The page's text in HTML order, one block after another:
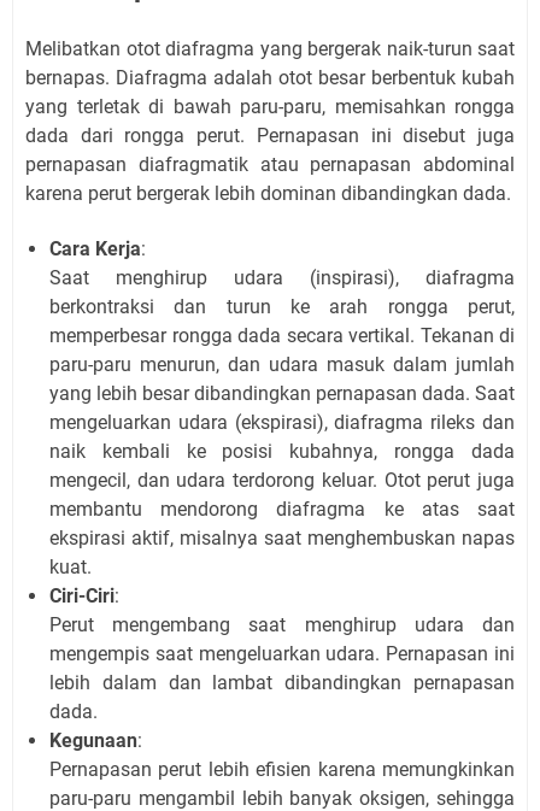
Melibatkan otot diafragma yang bergerak naik-turun saat
bernapas. Diafragma adalah otot besar berbentuk kubah
yang terletak di bawah paru-paru, memisahkan rongga
dada dari rongga perut. Pernapasan ini disebut juga
pernapasan diafragmatik atau pernapasan abdominal
karena perut bergerak lebih dominan dibandingkan dada.
Cara Kerja:
Saat menghirup udara (inspirasi), diafragma
berkontraksi dan turun ke arah rongga perut,
memperbesar rongga dada secara vertikal. Tekanan di
paru-paru menurun, dan udara masuk dalam jumlah
yang lebih besar dibandingkan pernapasan dada. Saat
mengeluarkan udara (ekspirasi), diafragma rileks dan
naik kembali ke posisi kubahnya, rongga dada
mengecil, dan udara terdorong keluar. Otot perut juga
membantu mendorong diafragma ke atas saat
ekspirasi aktif, misalnya saat menghembuskan napas
kuat.
Ciri-Ciri:
Perut mengembang saat menghirup udara dan
mengempis saat mengeluarkan udara. Pernapasan ini
lebih dalam dan lambat dibandingkan pernapasan
dada.
Kegunaan:
Pernapasan perut lebih efisien karena memungkinkan
paru-paru mengambil lebih banyak oksigen, sehingga